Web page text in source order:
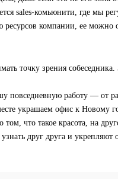
sales-комьюнити, где мы
компании, ее можно
точку зрения
повседневную работу — от
украшаем офис к Новому
что такое красота, на
друг друга и